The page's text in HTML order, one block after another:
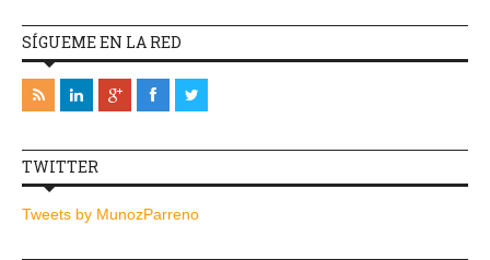
SÍGUEME EN LA RED
TWITTER
Tweets by MunozParreno